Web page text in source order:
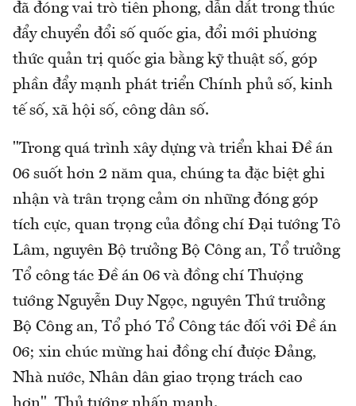
đã đóng vai trò tiên phong, dẫn dắt trong thúc
đẩy chuyển đổi số quốc gia, đổi mới phương
thức quản trị quốc gia bằng kỹ thuật số, góp
phần đẩy mạnh phát triển Chính phủ số, kinh
tế số, xã hội số, công dân số.
"Trong quá trình xây dựng và triển khai Đề án
06 suốt hơn 2 năm qua, chúng ta đặc biệt ghi
nhận và trân trọng cảm ơn những đóng góp
tích cực, quan trọng của đồng chí Đại tướng Tô
Lâm, nguyên Bộ trưởng Bộ Công an, Tổ trưởng
Tổ công tác Đề án 06 và đồng chí Thượng
tướng Nguyễn Duy Ngọc, nguyên Thứ trưởng
Bộ Công an, Tổ phó Tổ Công tác đối với Đề án
06; xin chúc mừng hai đồng chí được Đảng,
Nhà nước, Nhân dân giao trọng trách cao